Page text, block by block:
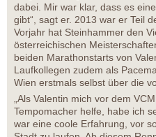
dabei. Mir war klar, dass es
gibt“, sagt er. 2013 war er Teil
Vorjahr hat Steinhammer den
österreichischen
beiden Marathonstarts von
Laufkollegen zudem als
Wien erstmals selbst über die
„Als Valentin mich vor dem
Tempomacher helfe, habe ich
war eine coole Erfahrung, vor